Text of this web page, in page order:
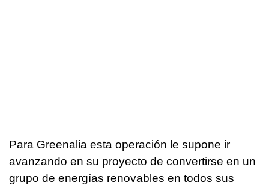
Para Greenalia esta operación le supone ir
avanzando en su proyecto de convertirse en un
grupo de energías renovables en todos sus